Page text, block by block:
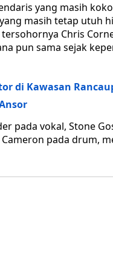
yang masih
masih tetap utuh
Chris
pun sama sejak
di Kawasan
pada vokal, Stone
pada drum,